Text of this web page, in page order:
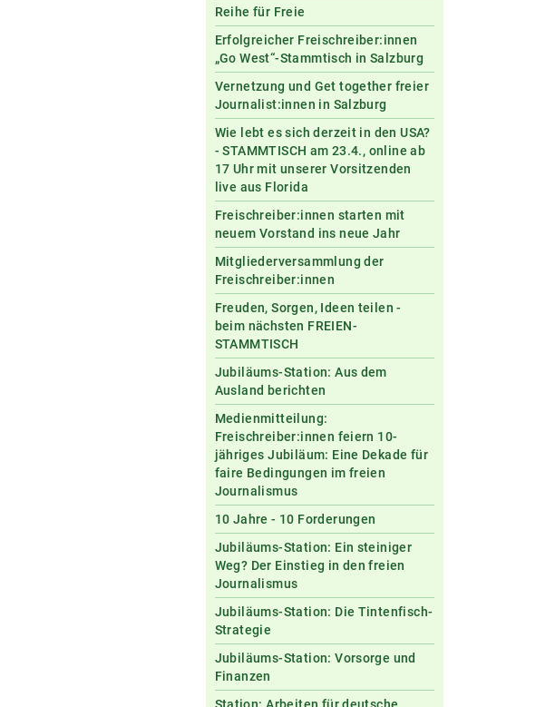
Reihe für Freie
Erfolgreicher Freischreiber:innen
„Go West“-Stammtisch in Salzburg
Vernetzung und Get together freier
Journalist:innen in Salzburg
Wie lebt es sich derzeit in den USA?
- STAMMTISCH am 23.4., online ab
17 Uhr mit unserer Vorsitzenden
live aus Florida
Freischreiber:innen starten mit
neuem Vorstand ins neue Jahr
Mitgliederversammlung der
Freischreiber:innen
Freuden, Sorgen, Ideen teilen -
beim nächsten FREIEN-
STAMMTISCH
Jubiläums-Station: Aus dem
Ausland berichten
Medienmitteilung:
Freischreiber:innen feiern 10-
jähriges Jubiläum: Eine Dekade für
faire Bedingungen im freien
Journalismus
10 Jahre - 10 Forderungen
Jubiläums-Station: Ein steiniger
Weg? Der Einstieg in den freien
Journalismus
Jubiläums-Station: Die Tintenfisch-
Strategie
Jubiläums-Station: Vorsorge und
Finanzen